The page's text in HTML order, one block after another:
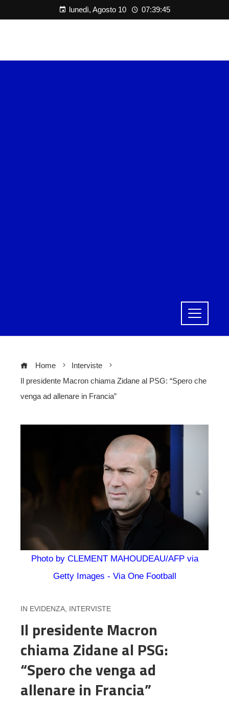
lunedì, Agosto 10 07:39:46
Home
Interviste
Il presidente Macron chiama Zidane al PSG: “Spero che
venga ad allenare in Francia”
Photo by CLEMENT MAHOUDEAU/AFP via
Getty Images - Via One Football
IN EVIDENZA INTERVISTE
Il presidente Macron
chiama Zidane al PSG:
“Spero che venga ad
allenare in Francia”